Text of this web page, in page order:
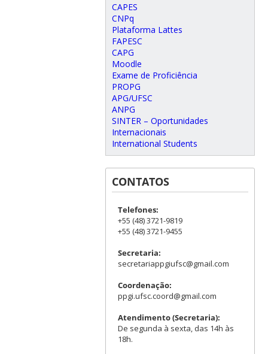
CAPES
CNPq
Plataforma Lattes
FAPESC
CAPG
Moodle
Exame de Proficiência
PROPG
APG/UFSC
ANPG
SINTER – Oportunidades
Internacionais
International Students
CONTATOS
Telefones:
+55 (48) 3721-9819
+55 (48) 3721-9455
Secretaria:
secretariappgiufsc@gmail.com
Coordenação:
ppgi.ufsc.coord@gmail.com
Atendimento (Secretaria):
De segunda à sexta, das 14h às
18h.